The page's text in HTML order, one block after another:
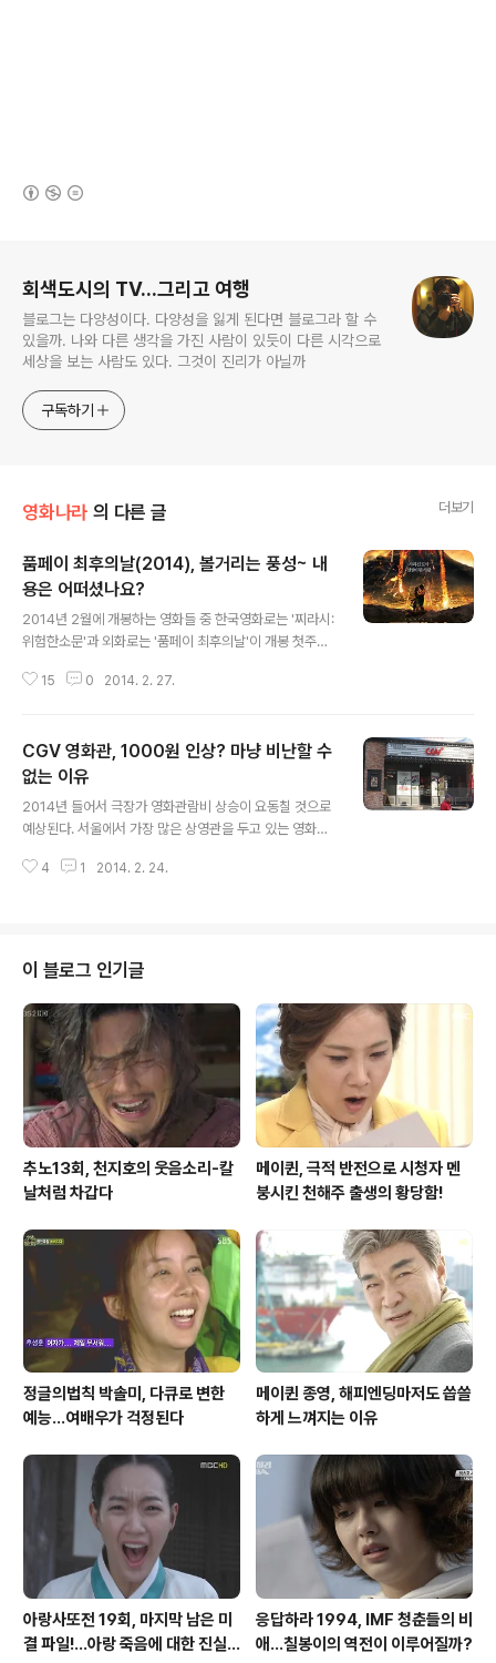
회색도시의 TV...그리고 여행
블로그는 다양성이다. 다양성을 잃게 된다면 블로그라 할 수
있을까. 나와 다른 생각을 가진 사람이 있듯이 다른 시각으로
세상을 보는 사람도 있다. 그것이 진리가 아닐까
구독하기
영화나라 의 다른 글 더보기
품페이 최후의날(2014), 볼거리는 풍성~ 내
용은 어떠셨나요?
2014년 2월에 개봉하는 영화들 중 한국영화로는 '찌라시:
위험한소문'과 외화로는 '품페이 최후의날'이 개봉 첫주부
가 형성되고 있는 모습이기도 하다. 디즈니의 '겨울왕국'이
고 있는 국가가 한국이라니 말이다. 필자는 '겨울왕국'을 관
람하고 나서 흥행돌풍을 예상하기는 했지만 천만관객이라
는 수치까지는 예상하지 못했었다. 적어도 500~600만명
의 관객동원에 그치며 성공을 거둘 것이라 예상했던 바가
의 뮤지컬을 보는 듯한 '겨울왕국'의 OST가 흥행질주의
15 0 2014. 2. 27.
CGV 영화관, 1000원 인상? 마냥 비난할 수
없는 이유
2014년 들어서 극장가 영화관람비 상승이 요동칠 것으로
예상된다. 서울에서 가장 많은 상영관을 두고 있는 영화관
000원 상승한 가격으로 인상한다고 발표했기 때문이다.
발표는 극장가격 다양화 차원에서 시행된 것이라고 하는
데, 요일별 시간대별 관람가격을 다양화 함으로써 극장을
찾는 관람객들에게 서비스 질을 높이겠다는 차원에서 시행
된 것이라는 설명이기도 하다. 하지만 소비자 입장에서 본
다면 가격을 올리는 것이 좋지많은 않은 일이다. 가뜩이나
팍팍한 생활고인데 문화생활마저도 도움을 안주..
4 1 2014. 2. 24.
이 블로그 인기글
추노13회, 천지호의 웃음소리-칼
날처럼 차갑다
메이퀸, 극적 반전으로 시청자 멘
붕시킨 천해주 출생의 황당함!
정글의법칙 박솔미, 다큐로 변한
예능...여배우가 걱정된다
메이퀸 종영, 해피엔딩마저도 씁쓸
하게 느껴지는 이유
아랑사또전 19회, 마지막 남은 미
결 파일!...아랑 죽음에 대한 진실
응답하라 1994, IMF 청춘들의 비
애...칠봉이의 역전이 이루어질까?